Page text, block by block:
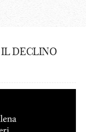
DECLINO